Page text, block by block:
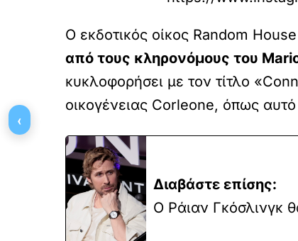
Ο εκδοτικός οίκος Random
από τους κληρονόμους του
κυκλοφορήσει με τον τίτλο
οικογένειας Corleone, όπως αυτό
Διαβάστε επίσης:
Ο Ράιαν Γκόσλινγκ
‹